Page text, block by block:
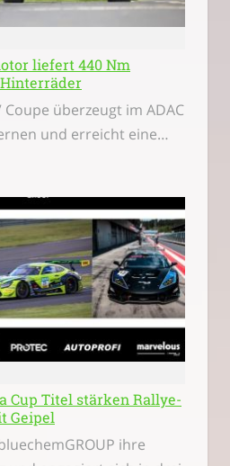
liefert 440 Nm
Coupe überzeugt im ADAC
und erreicht eine…
Cup Titel stärken Rallye-
Geipel
ihre